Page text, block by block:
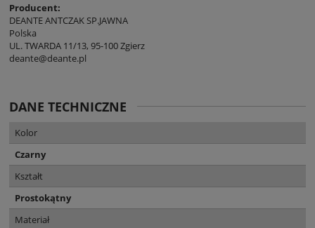
Producent:
DEANTE ANTCZAK SP.JAWNA
Polska
UL. TWARDA 11/13, 95-100 Zgierz
deante@deante.pl
DANE TECHNICZNE
Kolor
Czarny
Kształt
Prostokątny
Materiał